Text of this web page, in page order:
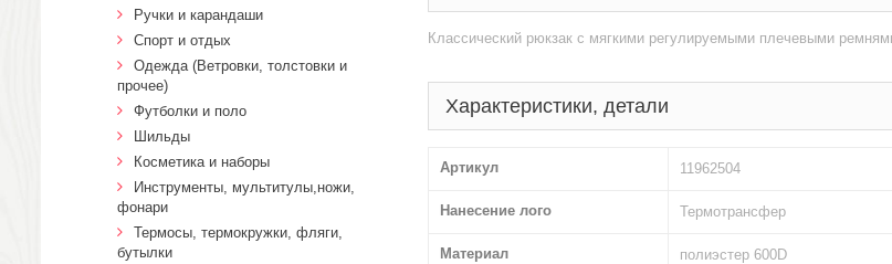
Классический рюкзак с мягкими регулируемыми плечевыми
Характеристики, детали
Артикул 11962504
Нанесение лого Термотрансфер
Материал полиэстер 600D
Ручки и карандаши
Спорт и отдых
Одежда (Ветровки, толстовки и
прочее)
Футболки и поло
Шильды
Косметика и наборы
Инструменты, мультитулы,ножи,
фонари
Термосы, термокружки, фляги,
бутылки